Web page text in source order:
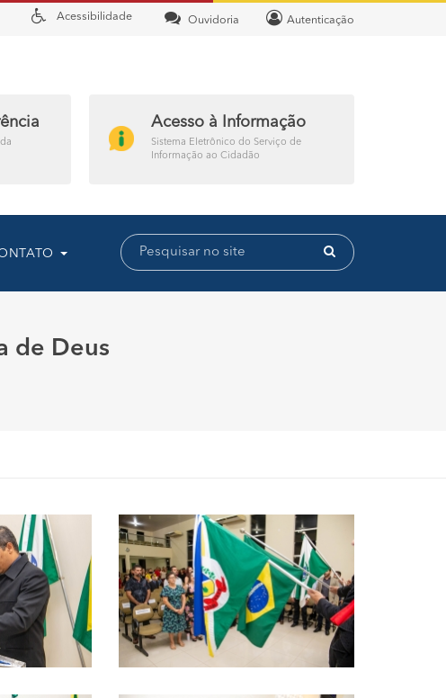
Autenticação
Ouvidoria
Acessibilidade
Acesso à Informação
Sistema Eletrônico do Serviço de
Informação ao Cidadão
de Deus